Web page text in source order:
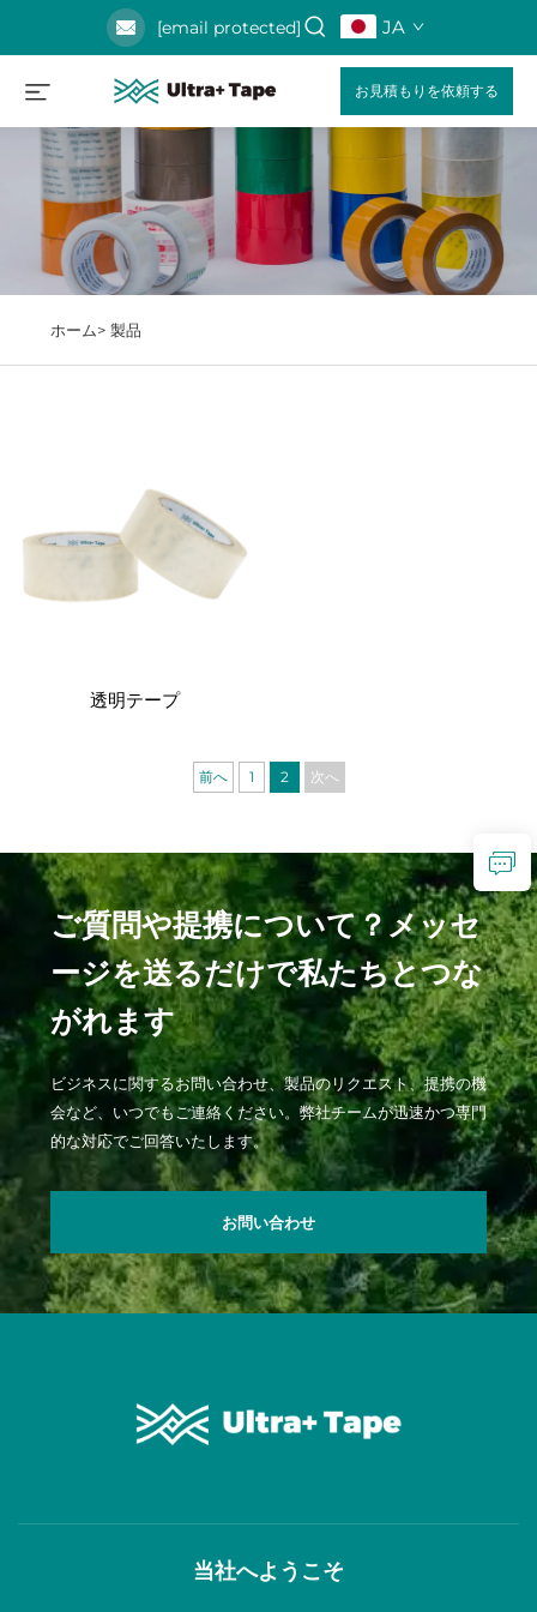
[email protected] JA
お見積もりを依頼する
ホーム> 製品
透明テープ
前へ 1 2 次へ
ご質問や提携について？メッセ
ージを送るだけで私たちとつな
がれます
ビジネスに関するお問い合わせ、製品のリクエスト、提携の機
会など、いつでもご連絡ください。弊社チームが迅速かつ専門
的な対応でご回答いたします。
お問い合わせ
当社へようこそ